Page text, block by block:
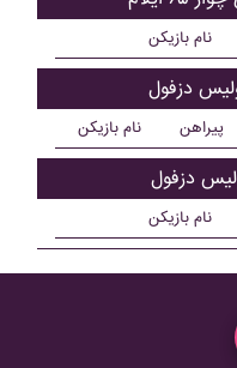
نام بازیکن
دزفول
نام بازیکن پیراهن
دزفول
نام بازیکن